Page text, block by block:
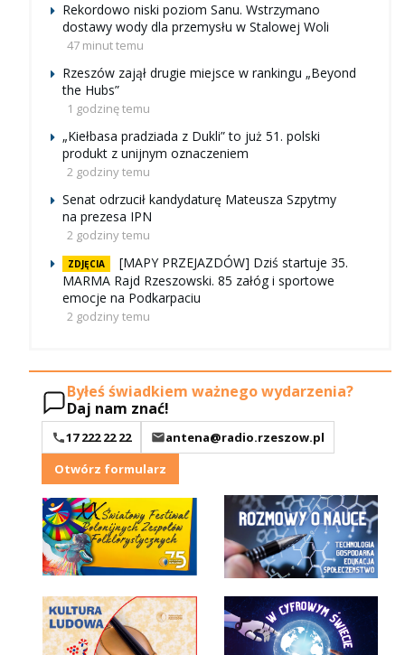
Rekordowo niski poziom Sanu. Wstrzymano
dostawy wody dla przemysłu w Stalowej Woli
47 minut temu
Rzeszów zajął drugie miejsce w rankingu „Beyond
the Hubs”
1 godzinę temu
„Kiełbasa pradziada z Dukli” to już 51. polski
produkt z unijnym oznaczeniem
2 godziny temu
Senat odrzucił kandydaturę Mateusza Szpytmy
na prezesa IPN
2 godziny temu
ZDJĘCIA
[MAPY PRZEJAZDÓW] Dziś startuje 35.
MARMA Rajd Rzeszowski. 85 załóg i sportowe
emocje na Podkarpaciu
2 godziny temu
Byłeś świadkiem ważnego wydarzenia?
Daj nam znać!
17 222 22 22
antena@radio.rzeszow.pl
Otwórz formularz